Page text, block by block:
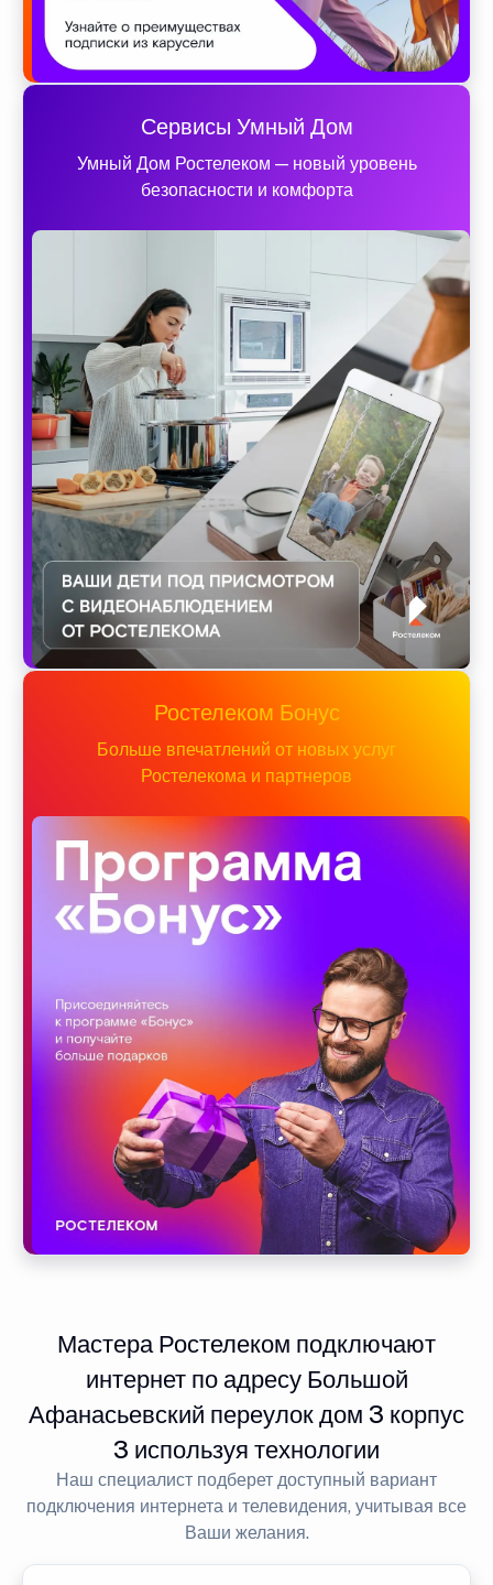
Сервисы Умный Дом
Умный Дом Ростелеком — новый уровень
безопасности и комфорта
Ростелеком Бонус
Больше впечатлений от новых услуг
Ростелекома и партнеров
Мастера Ростелеком подключают
интернет по адресу Большой
Афанасьевский переулок дом 3 корпус
3 используя технологии
Наш специалист подберет доступный вариант
подключения интернета и телевидения, учитывая все
Ваши желания.